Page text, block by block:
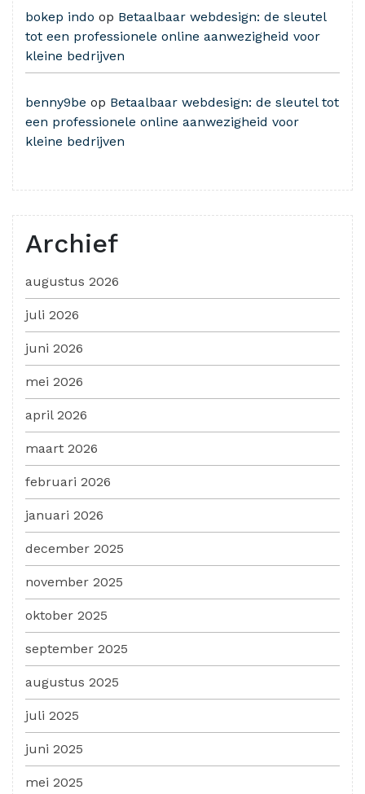
bokep indo op Betaalbaar webdesign: de sleutel
tot een professionele online aanwezigheid voor
kleine bedrijven
benny9be op Betaalbaar webdesign: de sleutel tot
een professionele online aanwezigheid voor
kleine bedrijven
Archief
augustus 2026
juli 2026
juni 2026
mei 2026
april 2026
maart 2026
februari 2026
januari 2026
december 2025
november 2025
oktober 2025
september 2025
augustus 2025
juli 2025
juni 2025
mei 2025